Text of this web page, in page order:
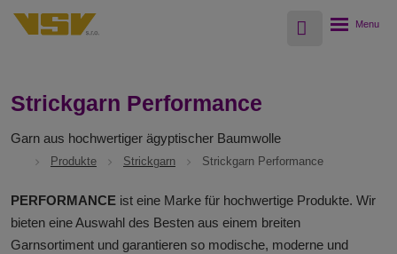
Vyhledávání
Rozbalení
Strickgarn Performance
Garn aus hochwertiger ägyptischer Baumwolle
Produkte Strickgarn Strickgarn Performance
PERFORMANCE ist eine Marke für hochwertige Produkte. Wir
bieten eine Auswahl des Besten aus einem breiten
Garnsortiment und garantieren so modische, moderne und